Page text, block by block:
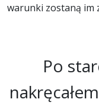
warunki zostaną im
Po